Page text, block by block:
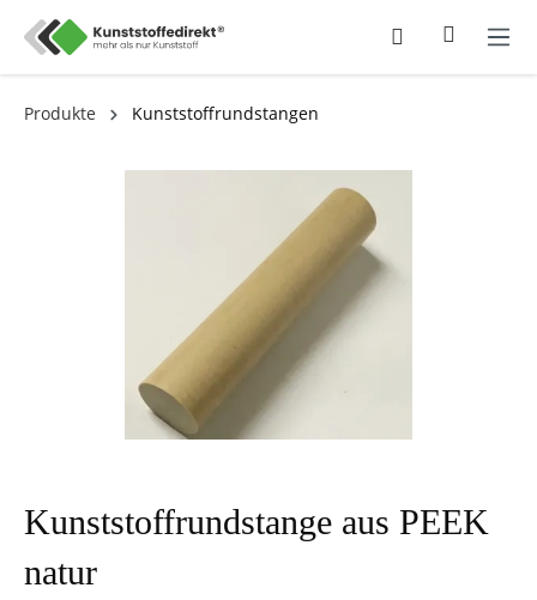
Produkte Kunststoffrundstangen
Kunststoffrundstange aus PEEK
natur